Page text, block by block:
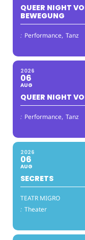
QUEER NIGHT
BEWEGUNG
: Performance, Tanz
2026
06
AUG
QUEER NIGHT
: Performance, Tanz
2026
06
AUG
SECRETS
TEATR MIGRO
: Theater